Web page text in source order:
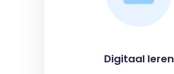
Digitaal leren